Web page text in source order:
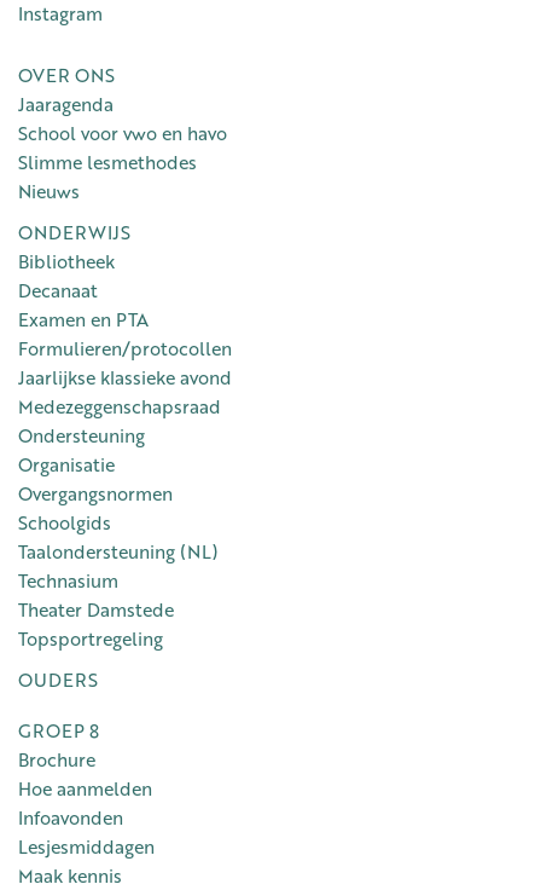
Instagram
OVER ONS
Jaaragenda
School voor vwo en havo
Slimme lesmethodes
Nieuws
ONDERWIJS
Bibliotheek
Decanaat
Examen en PTA
Formulieren/protocollen
Jaarlijkse klassieke avond
Medezeggenschapsraad
Ondersteuning
Organisatie
Overgangsnormen
Schoolgids
Taalondersteuning (NL)
Technasium
Theater Damstede
Topsportregeling
OUDERS
GROEP 8
Brochure
Hoe aanmelden
Infoavonden
Lesjesmiddagen
Maak kennis